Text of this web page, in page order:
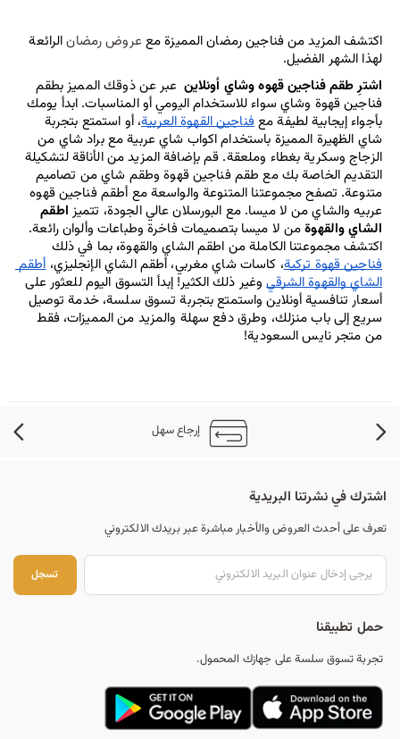
اكتشف المزيد من فناجين رمضان المميزة مع عروض رمضان
الرائعة
لهذا الشهر الفضيل.
اشترِ طقم فناجين قهوه وشاي أونلاين
عبر عن ذوقك المميز بطقم
فناجين قهوة وشاي سواء للاستخدام اليومي أو المناسبات. ابدأ يومك
بأجواء إيجابية لطيفة مع فناجين القهوة العربية
، أو استمتع بتجربة
شاي الظهيرة المميزة باستخدام اكواب شاي عربية مع براد شاي
من
الزجاج وسكرية بغطاء وملعقة. قم بإضافة المزيد من الأناقة لتشكيلة
التقديم الخاصة بك مع طقم فناجين قهوة وطقم شاي من تصاميم
متنوعة. تصفح مجموعتنا المتنوعة والواسعة مع أطقم فناجين قهوه
عربيه والشاي من لا ميسا. مع البورسلان عالي الجودة، تتميز
اطقم
الشاي والقهوة من لا ميسا بتصميمات فاخرة وطباعات وألوان رائعة.
اكتشف مجموعتنا الكاملة من اطقم الشاي والقهوة، بما في ذلك
فناجين قهوة تركية، كاسات شاي مغربي، أطقم الشاي الإنجليزي،
أطقم
الشاي والقهوة الشرقي
وغير ذلك الكثير! إبدأ التسوق اليوم للعثور على
أسعار تنافسية أونلاين واستمتع بتجربة تسوق سلسة، خدمة توصيل
سريع إلى باب منزلك، وطرق دفع سهلة والمزيد من المميزات، فقط
من متجر نايس السعودية!
إرجاع سهل
اشترك في نشرتنا البريدية
تعرف على أحدث العروض والأخبار مباشرة عبر بريدك الالكتروني
تسجل
حمل تطبيقنا
تجربة تسوق سلسة على جهازك المحمول.